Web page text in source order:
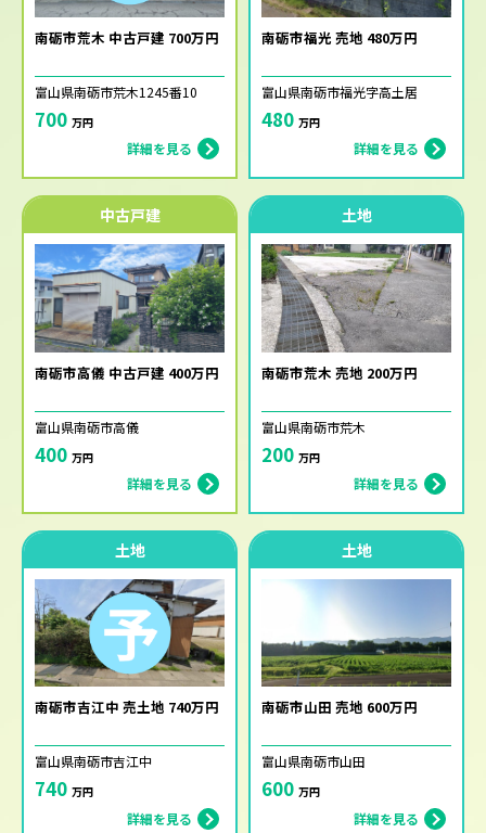
南砺市荒木 中古戸建 700万円
富山県南砺市荒木1245番10
700 万円
詳細を見る
南砺市福光 売地 480万円
富山県南砺市福光字高土居
480 万円
詳細を見る
中古戸建
南砺市高儀 中古戸建 400万円
富山県南砺市高儀
400 万円
詳細を見る
土地
南砺市荒木 売地 200万円
富山県南砺市荒木
200 万円
詳細を見る
土地
南砺市吉江中 売土地 740万円
富山県南砺市吉江中
740 万円
詳細を見る
土地
南砺市山田 売地 600万円
富山県南砺市山田
600 万円
詳細を見る